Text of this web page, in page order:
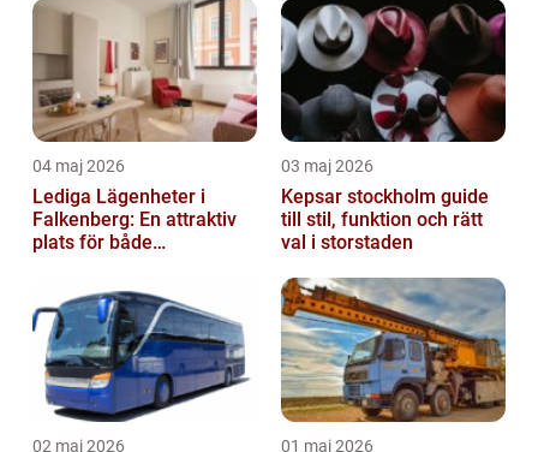
04 maj 2026
Lediga Lägenheter i
Falkenberg: En attraktiv
plats för både
semesterfirare
03 maj 2026
Kepsar stockholm guide
till stil, funktion och rätt
val i storstaden
02 maj 2026 01 maj 2026